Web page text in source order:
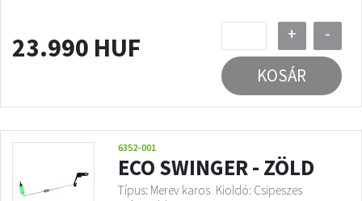
23.990 HUF +
-
KOSÁR
6352-001
ECO SWINGER - ZÖLD
Típus: Merev karos Kioldó: Csipeszes